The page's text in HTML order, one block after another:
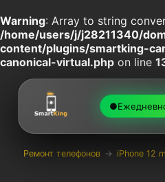
Warning: Array to string
/home/users/j/j28211340/
content/plugins/smartking-
canonical-virtual.php on line
●
Ремонт телефонов → iPhone 12